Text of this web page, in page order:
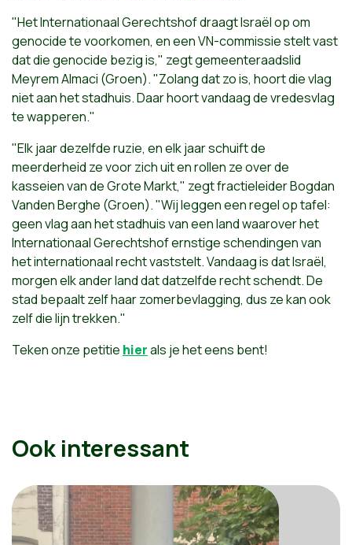
"Het Internationaal Gerechtshof draagt Israël op om
genocide te voorkomen, en een VN-commissie stelt vast
dat die genocide bezig is," zegt gemeenteraadslid
Meyrem Almaci (Groen). "Zolang dat zo is, hoort die vlag
niet aan het stadhuis. Daar hoort vandaag de vredesvlag
te wapperen."
"Elk jaar dezelfde ruzie, en elk jaar schuift de
meerderheid ze voor zich uit en rollen ze over de
kasseien van de Grote Markt," zegt fractieleider Bogdan
Vanden Berghe (Groen). "Wij leggen een regel op tafel:
geen vlag aan het stadhuis van een land waarover het
Internationaal Gerechtshof ernstige schendingen van
het internationaal recht vaststelt. Vandaag is dat Israël,
morgen elk ander land dat datzelfde recht schendt. De
stad bepaalt zelf haar zomerbevlagging, dus ze kan ook
zelf die lijn trekken."
Teken onze petitie hierals je het eens bent!
Ook interessant